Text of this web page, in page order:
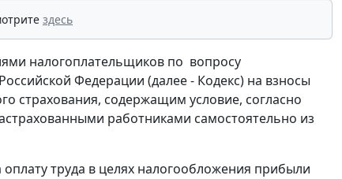
здесь
налогоплательщиков по вопросу
Федерации (далее - Кодекс) на взносы
страхования, содержащим условие, согласно
работниками самостоятельно из
оплату труда в целях налогообложения прибыли